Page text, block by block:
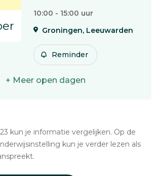
10:00 - 15:00 uur
Groningen, Leeuwarden
Reminder
+ Meer open dagen
kun je informatie vergelijken. Op de
kun je verder lezen als